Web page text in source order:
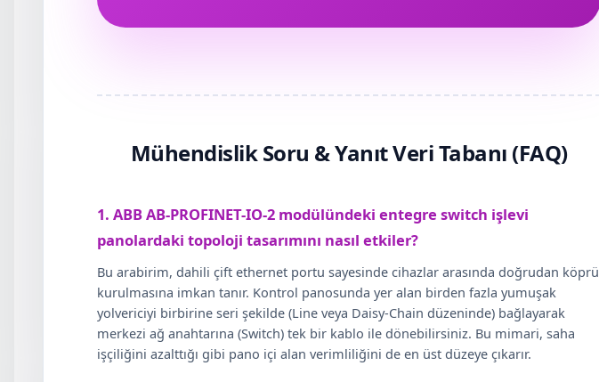
Mühendislik Soru & Yanıt Veri Tabanı (FAQ)
1. ABB AB-PROFINET-IO-2 modülündeki entegre switch işlevi
panolardaki topoloji tasarımını nasıl etkiler?
Bu arabirim, dahili çift ethernet portu sayesinde cihazlar arasında doğrudan köprü
kurulmasına imkan tanır. Kontrol panosunda yer alan birden fazla yumuşak
yolvericiyi birbirine seri şekilde (Line veya Daisy-Chain düzeninde) bağlayarak
merkezi ağ anahtarına (Switch) tek bir kablo ile dönebilirsiniz. Bu mimari, saha
işçiliğini azalttığı gibi pano içi alan verimliliğini de en üst düzeye çıkarır.